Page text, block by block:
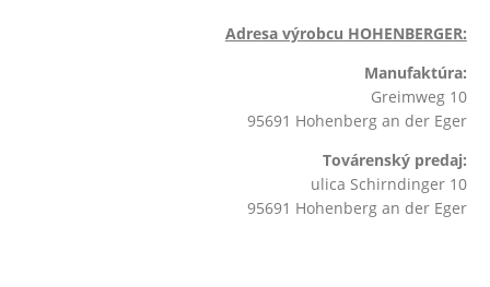
Adresa výrobcu HOHENBERGER:
Manufaktúra:
Greimweg 10
95691 Hohenberg an der Eger
Továrenský predaj:
ulica Schirndinger 10
95691 Hohenberg an der Eger